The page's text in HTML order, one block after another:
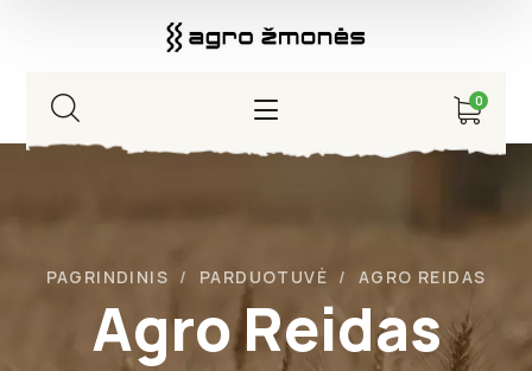
0
Agro Reidas
PAGRINDINIS PARDUOTUVĖ AGRO REIDAS